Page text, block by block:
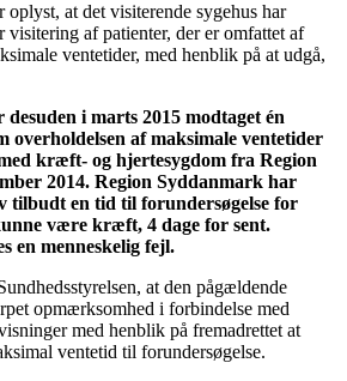
at det visiterende sygehus har
af patienter, der er omfattet af
ventetider, med henblik på at udgå,
desuden i marts 2015 modtaget én
overholdelsen af maksimale ventetider
kræft- og hjertesygdom fra Region
2014. Region Syddanmark har
tilbudt en tid til forundersøgelse for
være kræft, 4 dage for sent.
en menneskelig fejl.
at den pågældende
opmærksomhed i forbindelse med
med henblik på fremadrettet at
ventetid til forundersøgelse.